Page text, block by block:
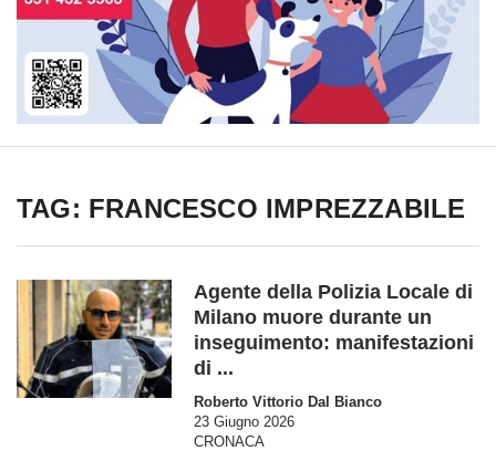
TAG: FRANCESCO IMPREZZABILE
Agente della Polizia Locale di
Milano muore durante un
inseguimento: manifestazioni
di ...
Roberto Vittorio Dal Bianco
23 Giugno 2026
CRONACA